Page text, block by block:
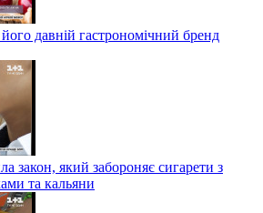
давній гастрономічний бренд
закон, який забороняє сигарети з
та кальяни